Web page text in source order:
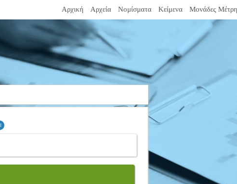
Αρχική Αρχεία Νομίσματα Κείμενα Μονάδες